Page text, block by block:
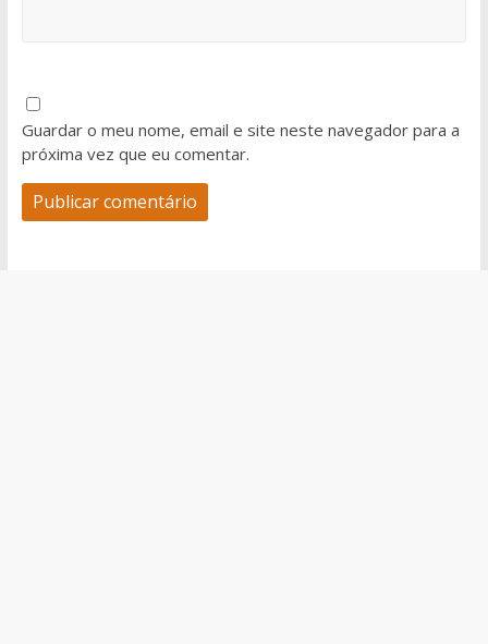
Guardar o meu nome, email e site neste navegador para a
próxima vez que eu comentar.